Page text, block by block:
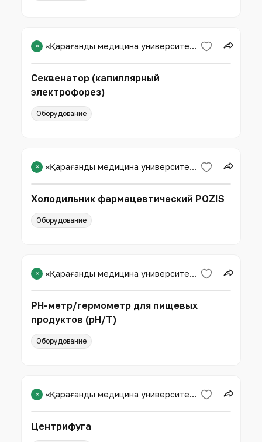
« «Қарағанды медицина университеті» КЕАҚ
Секвенатор (капиллярный
электрофорез)
Оборудование
« «Қарағанды медицина университеті» КЕАҚ
Холодильник фармацевтический POZIS
Оборудование
« «Қарағанды медицина университеті» КЕАҚ
РН-метр/гермометр для пищевых
продуктов (рН/Т)
Оборудование
« «Қарағанды медицина университеті» КЕАҚ
Центрифуга